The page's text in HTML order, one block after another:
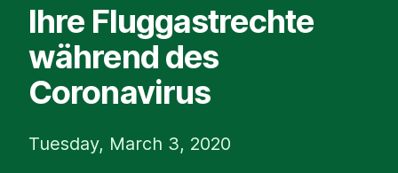
Ihre Fluggastrechte
während des
Coronavirus
Tuesday, March 3, 2020